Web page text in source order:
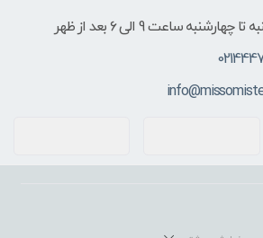
ساعت 9 الی ۶ بعد از ظهر